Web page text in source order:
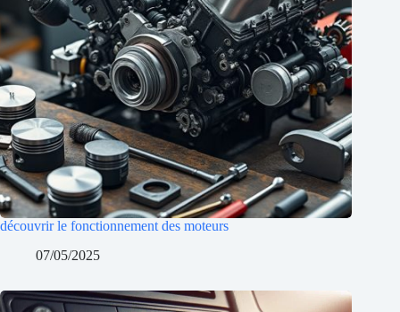
découvrir le fonctionnement des moteurs
07/05/2025